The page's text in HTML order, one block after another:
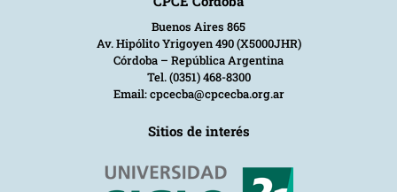
Buenos Aires 865
Av. Hipólito Yrigoyen 490 (X5000JHR)
Córdoba – República Argentina
Tel. (0351) 468-8300
Email: cpcecba@cpcecba.org.ar
Sitios de interés